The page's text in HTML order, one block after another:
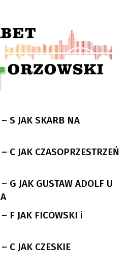
S JAK SKARB NA
JAK CZASOPRZESTRZEŃ
JAK GUSTAW ADOLF U
JAK FICOWSKI i
JAK CZESKIE